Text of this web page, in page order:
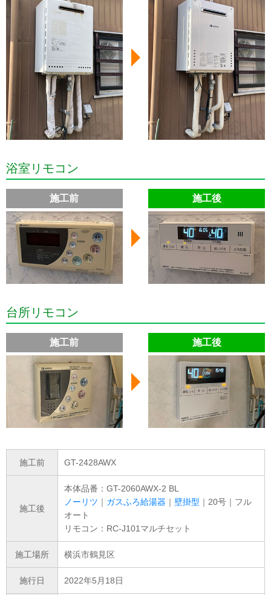
浴室リモコン
施工前 施工後
台所リモコン
施工前 施工後
施工前 GT-2428AWX
施工後
本体品番：GT-2060AWX-2 BL
ノーリツ ｜ ガスふろ給湯器 ｜ 壁掛型 ｜20号｜フル
オート
リモコン：RC-J101マルチセット
施工場所 横浜市鶴見区
施行日 2022年5月18日